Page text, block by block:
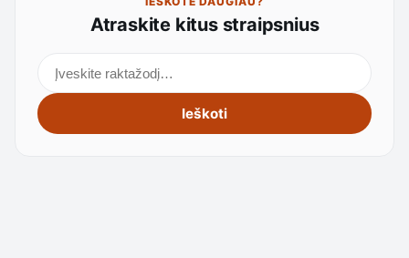
Atraskite kitus straipsnius
Ieškoti